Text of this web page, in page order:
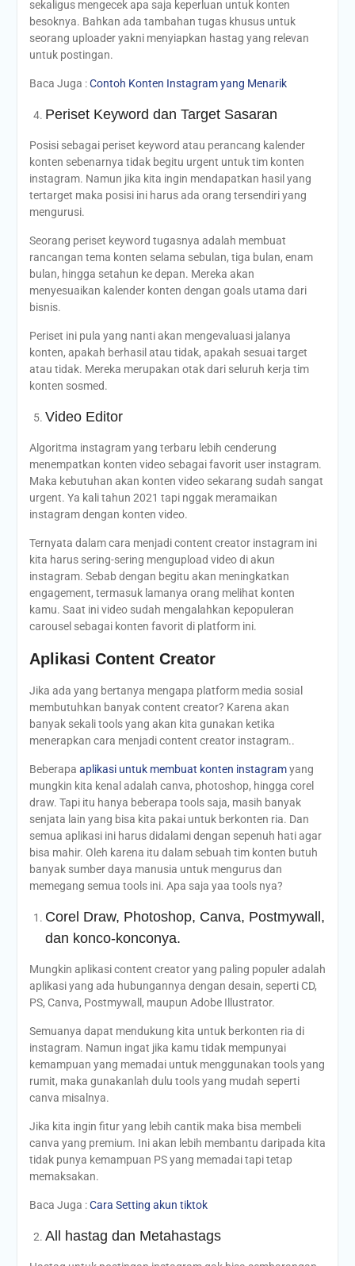
sekaligus mengecek apa saja keperluan untuk konten
besoknya. Bahkan ada tambahan tugas khusus untuk
seorang uploader yakni menyiapkan hastag yang relevan
untuk postingan.
Baca Juga :Contoh Konten Instagram yang Menarik
Periset Keyword dan Target Sasaran
Posisi sebagai periset keyword atau perancang kalender
konten sebenarnya tidak begitu urgent untuk tim konten
instagram. Namun jika kita ingin mendapatkan hasil yang
tertarget maka posisi ini harus ada orang tersendiri yang
mengurusi.
Seorang periset keyword tugasnya adalah membuat
rancangan tema konten selama sebulan, tiga bulan, enam
bulan, hingga setahun ke depan. Mereka akan
menyesuaikan kalender konten dengan goals utama dari
bisnis.
Periset ini pula yang nanti akan mengevaluasi jalanya
konten, apakah berhasil atau tidak, apakah sesuai target
atau tidak. Mereka merupakan otak dari seluruh kerja tim
konten sosmed.
Video Editor
Algoritma instagram yang terbaru lebih cenderung
menempatkan konten video sebagai favorit user instagram.
Maka kebutuhan akan konten video sekarang sudah sangat
urgent. Ya kali tahun 2021 tapi nggak meramaikan
instagram dengan konten video.
Ternyata dalam cara menjadi content creator instagram ini
kita harus sering-sering mengupload video di akun
instagram. Sebab dengan begitu akan meningkatkan
engagement, termasuk lamanya orang melihat konten
kamu. Saat ini video sudah mengalahkan kepopuleran
carousel sebagai konten favorit di platform ini.
Aplikasi Content Creator
Jika ada yang bertanya mengapa platform media sosial
membutuhkan banyak content creator? Karena akan
banyak sekali tools yang akan kita gunakan ketika
menerapkan cara menjadi content creator instagram..
Beberapa aplikasi untuk membuat konten instagramyang
mungkin kita kenal adalah canva, photoshop, hingga corel
draw. Tapi itu hanya beberapa tools saja, masih banyak
senjata lain yang bisa kita pakai untuk berkonten ria. Dan
semua aplikasi ini harus didalami dengan sepenuh hati agar
bisa mahir. Oleh karena itu dalam sebuah tim konten butuh
banyak sumber daya manusia untuk mengurus dan
memegang semua tools ini. Apa saja yaa tools nya?
Corel Draw, Photoshop, Canva, Postmywall,
dan konco-konconya.
Mungkin aplikasi content creator yang paling populer adalah
aplikasi yang ada hubungannya dengan desain, seperti CD,
PS, Canva, Postmywall, maupun Adobe Illustrator.
Semuanya dapat mendukung kita untuk berkonten ria di
instagram. Namun ingat jika kamu tidak mempunyai
kemampuan yang memadai untuk menggunakan tools yang
rumit, maka gunakanlah dulu tools yang mudah seperti
canva misalnya.
Jika kita ingin fitur yang lebih cantik maka bisa membeli
canva yang premium. Ini akan lebih membantu daripada kita
tidak punya kemampuan PS yang memadai tapi tetap
memaksakan.
Baca Juga :Cara Setting akun tiktok
All hastag dan Metahastags